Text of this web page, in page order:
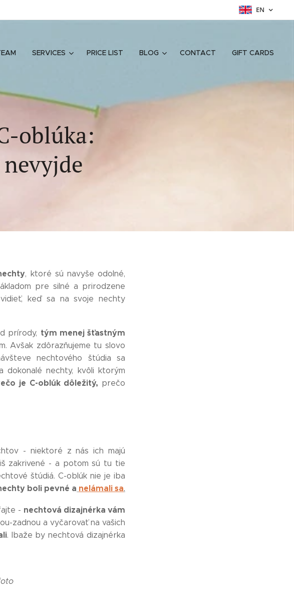
EN
SERVICES PRICE LIST BLOG CONTACT GIFT CARDS
oblúka:
, ktoré sú navyše odolné,
pre silné a prirodzene
keď sa na svoje nechty
prírody, tým menej šťastným
Avšak zdôrazňujeme tu slovo
nechtového štúdia sa
dokonalé nechty, kvôli ktorým
je C-oblúk dôležitý, prečo
- niektoré z nás ich majú
zakrivené - a potom sú tu tie
štúdiá. C-oblúk nie je iba
boli pevné a nelámali sa.
- nechtová dizajnérka vám
zadnou a vyčarovať na vašich
. Ibaže by nechtová dizajnérka